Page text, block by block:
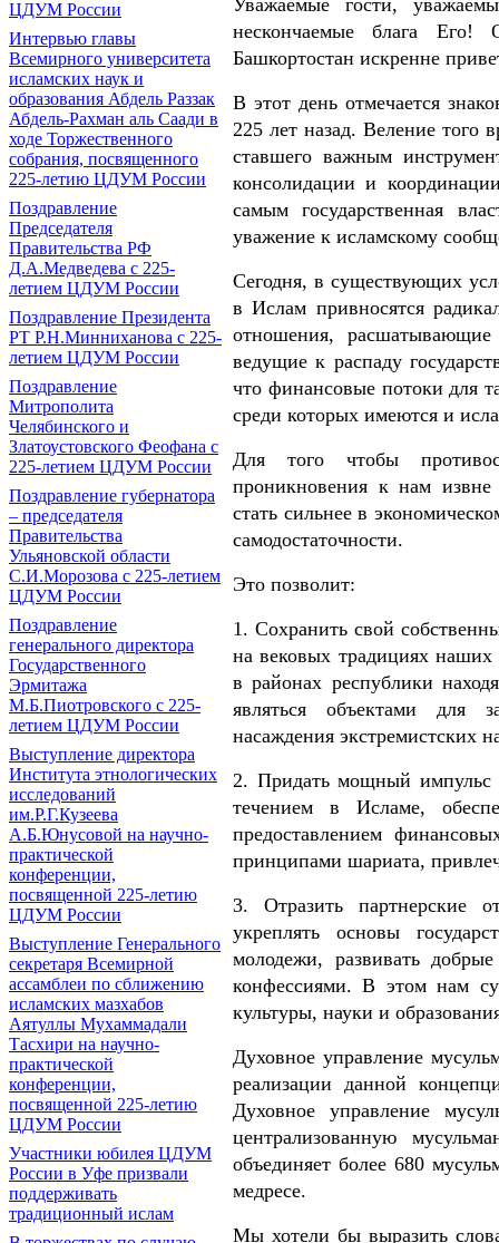
ЦДУМ России
Интервью главы
Всемирного университета
исламских наук и
образования Абдель Раззак
Абдель-Рахман аль Саади в
ходе Торжественного
собрания, посвященного
225-летию ЦДУМ России
Поздравление
Председателя
Правительства РФ
Д.А.Медведева с 225-
летием ЦДУМ России
Поздравление Президента
РТ Р.Н.Минниханова с 225-
летием ЦДУМ России
Поздравление
Митрополита
Челябинского и
Златоустовского Феофана с
225-летием ЦДУМ России
Поздравление губернатора
‒ председателя
Правительства
Ульяновской области
С.И.Морозова с 225-летием
ЦДУМ России
Поздравление
генерального директора
Государственного
Эрмитажа
М.Б.Пиотровского с 225-
летием ЦДУМ России
Выступление директора
Института этнологических
исследований
им.Р.Г.Кузеева
А.Б.Юнусовой на научно-
практической
конференции,
посвященной 225-летию
ЦДУМ России
Выступление Генерального
секретаря Всемирной
ассамблеи по сближению
исламских мазхабов
Аятуллы Мухаммадали
Тасхири на научно-
практической
конференции,
посвященной 225-летию
ЦДУМ России
Участники юбилея ЦДУМ
России в Уфе призвали
поддерживать
традиционный ислам
нескончаемые блага Его!
Башкортостан искренне
В этот день отмечается
225 лет назад. Веление того
ставшего важным
консолидации и
самым государственная
уважение к исламскому
Сегодня, в существующих
в Ислам привносятся
отношения,
ведущие к распаду
что финансовые потоки для
среди которых имеются и
Для того чтобы
проникновения к нам
стать сильнее в
самодостаточности.
Это позволит:
1. Сохранить свой
на вековых традициях наших
в районах республики
являться объектами для
насаждения экстремистских
2. Придать мощный импульс
течением в Исламе,
предоставлением
принципами шариата,
3. Отразить партнерские
укреплять основы
молодежи, развивать
конфессиями. В этом нам
культуры, науки и
Духовное управление
реализации данной
Духовное управление
централизованную
объединяет более 680
медресе.
Мы хотели бы выразить